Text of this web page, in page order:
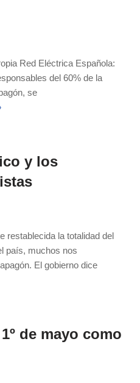
Red Eléctrica Española:
del 60% de la
se
y los
restablecida la totalidad del
país, muchos nos
El gobierno dice
de mayo como